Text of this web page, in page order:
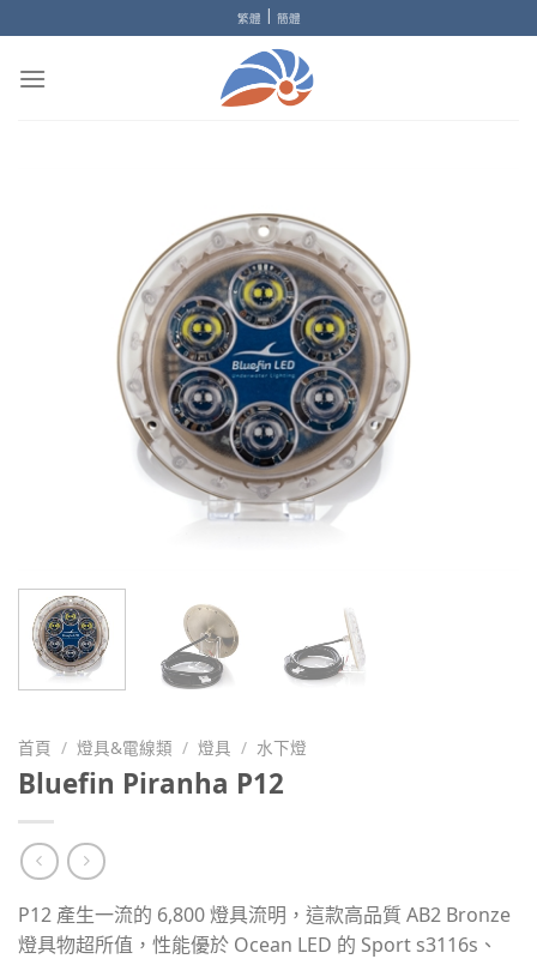
to
content
繁體 | 簡體
首頁 / 燈具&電線類 / 燈具 / 水下燈
Bluefin Piranha P12
P12 產生一流的 6,800 燈具流明，這款高品質 AB2 Bronze
燈具物超所值，性能優於 Ocean LED 的 Sport s3116s、